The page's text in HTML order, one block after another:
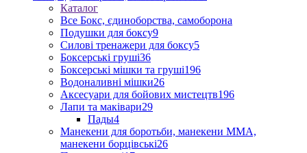
Каталог
Все Бокс, єдиноборства, самоборона
Подушки для боксу9
Силові тренажери для боксу5
Боксерські груші36
Боксерські мішки та груші196
Водоналивні мішки26
Аксесуари для бойових мистецтв196
Лапи та маківари29
Пады4
Манекени для боротьби, манекени ММА,
манекени борцівські26